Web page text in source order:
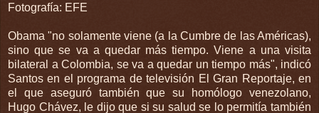
Fotografía: EFE
Obama "no solamente viene (a la Cumbre de las Américas),
sino que se va a quedar más tiempo. Viene a una visita
bilateral a Colombia, se va a quedar un tiempo más", indicó
Santos en el programa de televisión El Gran Reportaje, en
el que aseguró también que su homólogo venezolano,
Hugo Chávez, le dijo que si su salud se lo permitía también